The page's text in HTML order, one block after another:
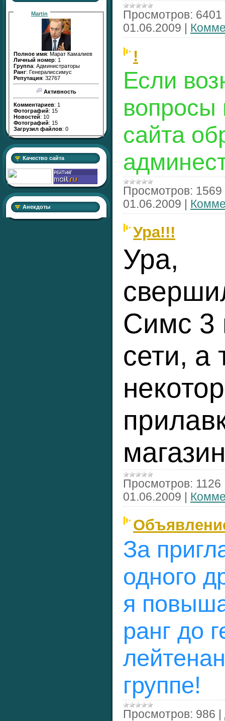
Martin
Полное имя: Марат Камалиев
Личный номер: 1
Группа: Администраторы
Ранг: Генералиссимус
Репутация: 32767
Активность
Комментариев: 1
Фотографий: 15
Новостей: 10
Фотографий: 15
Загрузил файлов: 0
Качество сайта
Анекдоты
Просмотров: 6401
01.06.2009
!
Если
вопросы
сайта
Просмотров: 1569
01.06.2009
Ура!!!
Ура,
Симс 3
сети, а
Просмотров: 1126
01.06.2009
За
одного
я
ранг до
группе!
Просмотров: 986